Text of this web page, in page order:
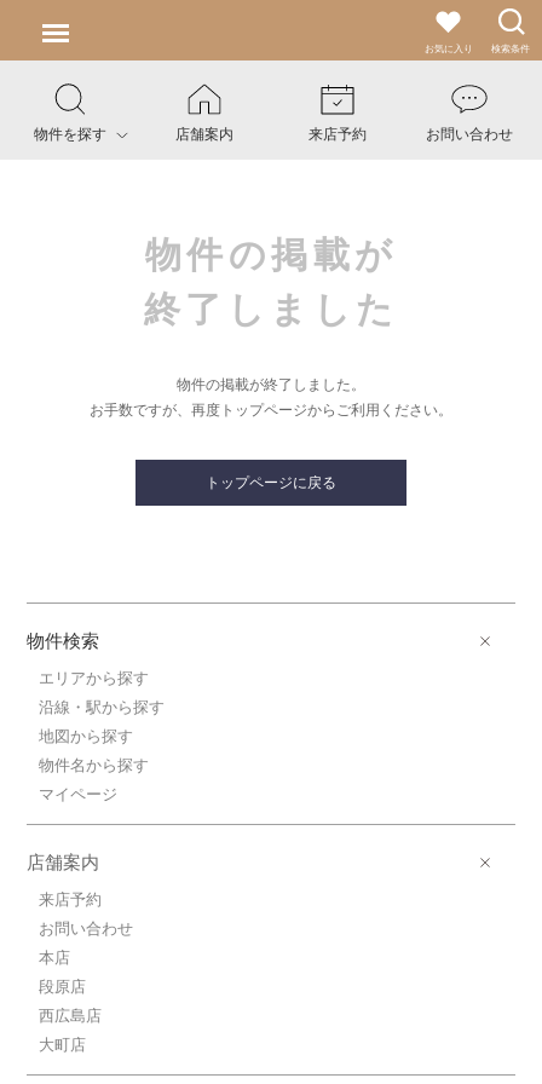
お気に入り 検索条件
物件を探す 店舗案内 来店予約 お問い合わせ
物件の掲載が
終了しました
物件の掲載が終了しました。
お手数ですが、再度トップページからご利用ください。
トップページに戻る
物件検索
エリアから探す
沿線・駅から探す
地図から探す
物件名から探す
マイページ
店舗案内
来店予約
お問い合わせ
本店
段原店
西広島店
大町店